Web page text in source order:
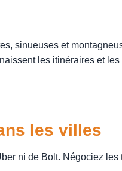
sinueuses et
les itinéraires et
les villes
ni de Bolt. Négociez